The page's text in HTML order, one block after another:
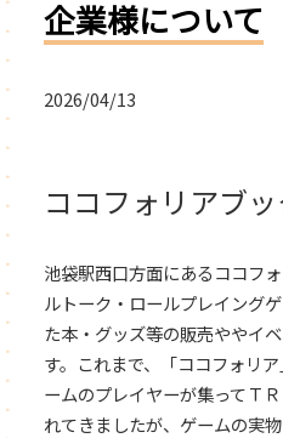
企業様について
2026/04/13
ココフォリアブ
池袋駅西口方面にあるココフ
ルトーク・ロールプレイング
た本・グッズ等の販売ややイ
す。これまで、「ココフォリ
ームのプレイヤーが集ってＴ
れてきましたが、ゲームの実